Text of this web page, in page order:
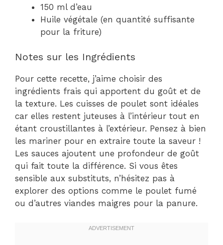
150 ml d’eau
Huile végétale (en quantité suffisante
pour la friture)
Notes sur les Ingrédients
Pour cette recette, j’aime choisir des
ingrédients frais qui apportent du goût et de
la texture. Les cuisses de poulet sont idéales
car elles restent juteuses à l’intérieur tout en
étant croustillantes à l’extérieur. Pensez à bien
les mariner pour en extraire toute la saveur !
Les sauces ajoutent une profondeur de goût
qui fait toute la différence. Si vous êtes
sensible aux substituts, n’hésitez pas à
explorer des options comme le poulet fumé
ou d’autres viandes maigres pour la panure.